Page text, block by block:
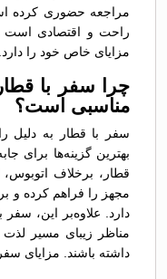
مراجعه حضوری کرده
راحت و اقتصادی است
مزایای خاص خود را دارد.
چرا سفر با
مناسبی است؟
سفر با قطار به دلیل
بهترین گزینه‌ها برای
قطار، برخلاف
مجهز را فراهم کرده و
دارد. علاوه‌بر این، سفر
مناظر زیبای مسیر
داشته باشند. مزایای